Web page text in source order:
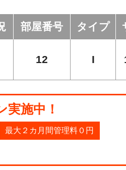
部屋番号 タイプ
12 I
実施中！
最大２カ月間管理料０円